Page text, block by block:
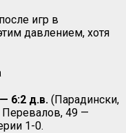
игр в
давлением, хотя
6:2 д.в. (Парадински,
Перевалов, 49 —
1-0.